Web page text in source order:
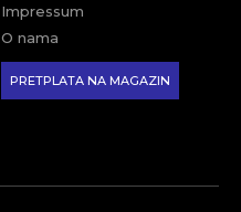
Impressum
O nama
PRETPLATA NA MAGAZIN